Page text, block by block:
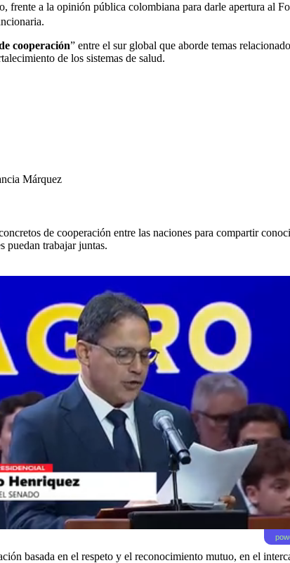
frente a la opinión pública colombiana para darle apertura al
cooperación” entre el sur global que aborde temas
de los sistemas de salud.
Márquez
de cooperación entre las naciones para compartir
puedan trabajar juntas.
basada en el respeto y el reconocimiento mutuo, en el